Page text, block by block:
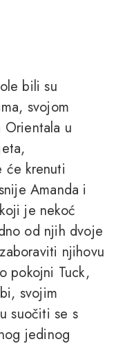
bili su
svojom
Orientala u
će krenuti
Amanda i
je nekoć
od njih dvoje
njihovu
pokojni Tuck,
svojim
suočiti se s
jedinog